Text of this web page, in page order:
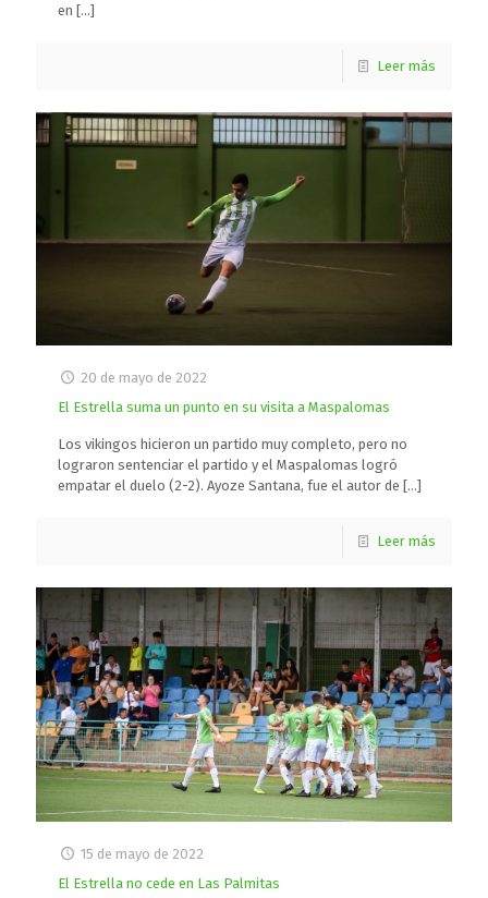
en […]
Leer más
20 de mayo de 2022
El Estrella suma un punto en su visita a Maspalomas
Los vikingos hicieron un partido muy completo, pero no
lograron sentenciar el partido y el Maspalomas logró
empatar el duelo (2-2). Ayoze Santana, fue el autor de […]
Leer más
15 de mayo de 2022
El Estrella no cede en Las Palmitas